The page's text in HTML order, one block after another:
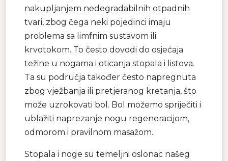
nakupljanjem nedegradabilnih otpadnih
tvari, zbog čega neki pojedinci imaju
problema sa limfnim sustavom ili
krvotokom. To često dovodi do osjećaja
težine u nogama i oticanja stopala i listova.
Ta su područja također često napregnuta
zbog vježbanja ili pretjeranog kretanja, što
može uzrokovati bol. Bol možemo spriječiti i
ublažiti naprezanje nogu regeneracijom,
odmorom i pravilnom masažom.
Stopala i noge su temeljni oslonac našeg